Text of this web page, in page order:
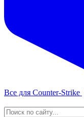
Все для Counter-Strike